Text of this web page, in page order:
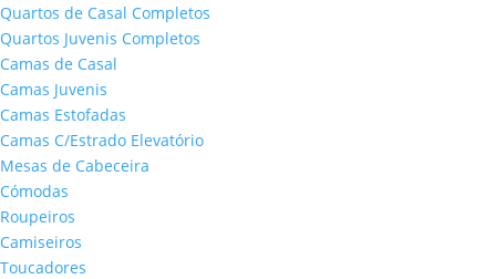
Quartos de Casal Completos
Quartos Juvenis Completos
Camas de Casal
Camas Juvenis
Camas Estofadas
Camas C/Estrado Elevatório
Mesas de Cabeceira
Cómodas
Roupeiros
Camiseiros
Toucadores